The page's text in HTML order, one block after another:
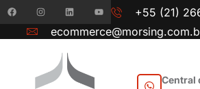
+55 (21)
Central